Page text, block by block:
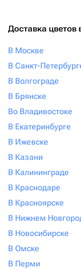
Доставка цветов
В Москве
В Санкт-
В Волгограде
В Брянске
Во Владивостоке
В Екатеринбурге
В Ижевске
В Казани
В Калининграде
В Краснодаре
В Красноярске
В Нижнем
В Новосибирске
В Омске
В Перми